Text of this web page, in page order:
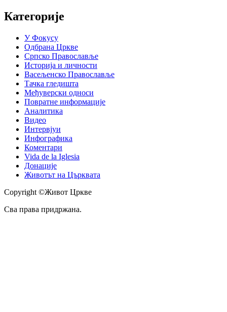
Категорије
У Фокусу
Одбрана Цркве
Српско Православље
Историја и личности
Васељенско Православље
Тачка гледишта
Међуверски односи
Повратне информације
Аналитика
Видео
Интервјуи
Инфографика
Коментари
Vida de la Iglesia
Донације
Животът на Църквата
Copyright ©Живот Цркве
Сва права придржана.